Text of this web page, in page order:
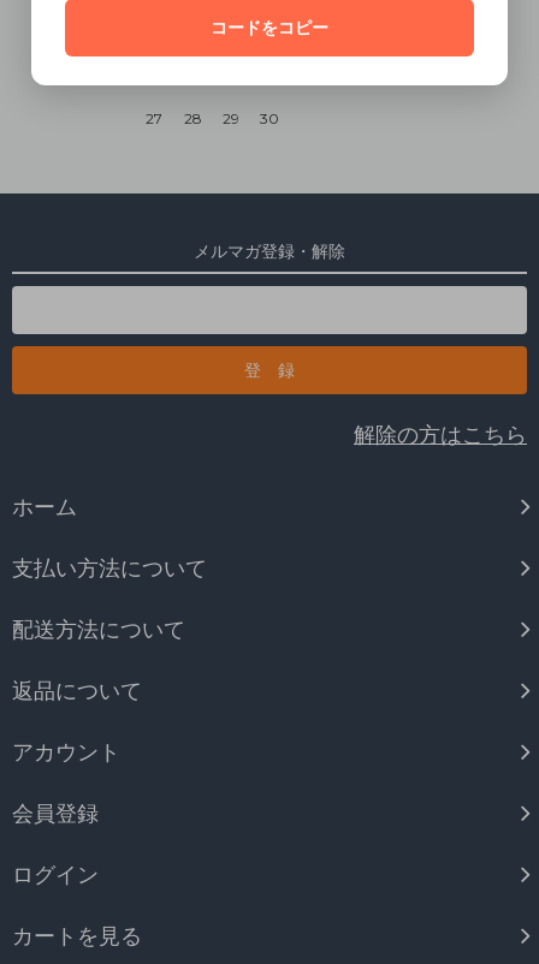
16 17
27 28 29 30
メルマガ登録・解除
解除の方はこちら
ホーム
支払い方法について
配送方法について
返品について
アカウント
会員登録
ログイン
カートを見る
コードをコピー